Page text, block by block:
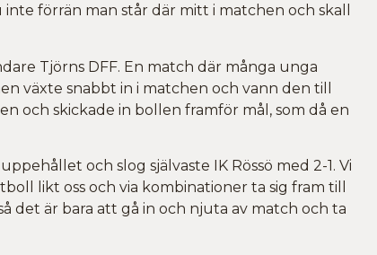
förrän man står där mitt i matchen och skall
Tjörns DFF. En match där många unga
växte snabbt in i matchen och vann den till
och skickade in bollen framför mål, som då en
och slog självaste IK Rössö med 2-1. Vi
likt oss och via kombinationer ta sig fram till
det är bara att gå in och njuta av match och ta